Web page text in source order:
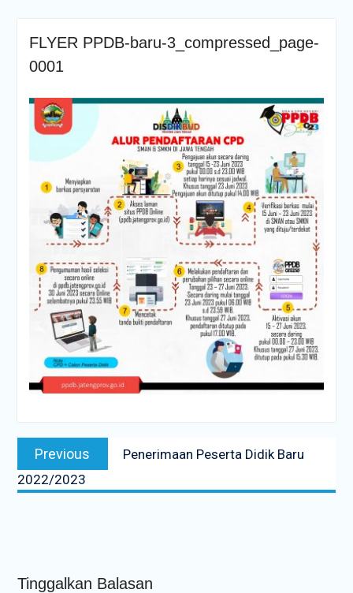
FLYER PPDB-baru-3_compressed_page-
0001
Navigasi
posPrevious
post:
Penerimaan Peserta Didik Baru
2022/2023
Tinggalkan Balasan